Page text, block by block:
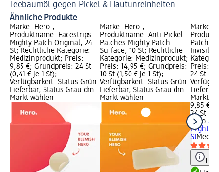
Teebaumöl gegen Pickel & Hautunreinheiten
Ähnliche Produkte
Marke: Hero.;
Produktname: Facestrips
Mighty Patch Original, 24
St; Rechtliche Kategorie:
Medizinprodukt; Preis:
9,85 €; Grundpreis: 24 St
(0,41 € je 1 St);
Verfügbarkeit: Status Grün
Lieferbar, Status Grau dm
Markt wählen
Marke: Hero.;
Produktname: Anti-Pickel-
Patches Mighty Patch
Surface, 10 St; Rechtliche
Kategorie: Medizinprodukt;
Preis: 14,95 €; Grundpreis:
10 St (1,50 € je 1 St);
Verfügbarkeit: Status Grün
Lieferbar, Status Grau dm
Markt wählen
Marke:
Patches
Preis:
24 St
Markt
9,85 €
24 St
Hero.
Mighty
St